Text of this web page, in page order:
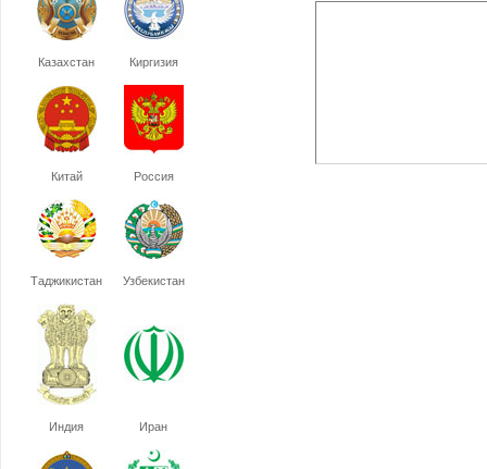
Казахстан Киргизия
Китай Россия
Таджикистан Узбекистан
Индия Иран